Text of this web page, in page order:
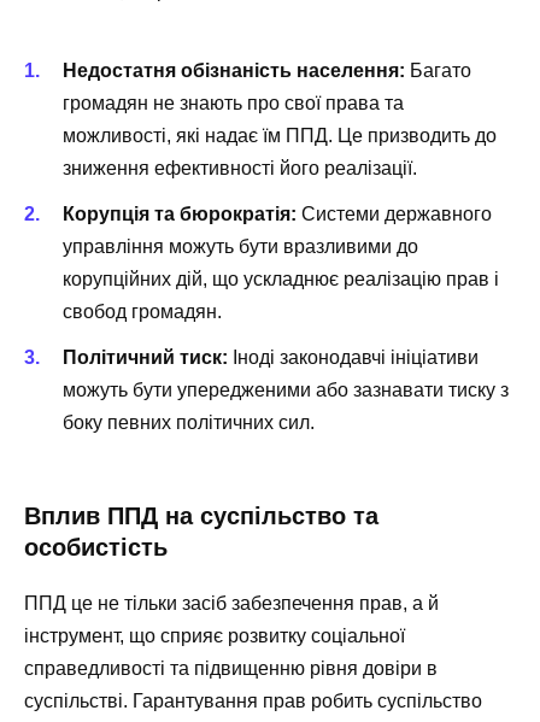
Недостатня обізнаність населення: Багато
громадян не знають про свої права та
можливості, які надає їм ППД. Це призводить до
зниження ефективності його реалізації.
Корупція та бюрократія: Системи державного
управління можуть бути вразливими до
корупційних дій, що ускладнює реалізацію прав і
свобод громадян.
Політичний тиск: Іноді законодавчі ініціативи
можуть бути упередженими або зазнавати тиску з
боку певних політичних сил.
Вплив ППД на суспільство та
особистість
ППД це не тільки засіб забезпечення прав, а й
інструмент, що сприяє розвитку соціальної
справедливості та підвищенню рівня довіри в
суспільстві. Гарантування прав робить суспільство